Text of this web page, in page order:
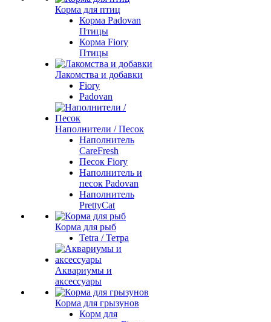
Корма для птиц
Корма Padovan
Птицы
Корма Fiory
Птицы
Лакомства и добавки
Fiory
Padovan
Наполнители / Песок
Наполнитель
CareFresh
Песок Fiory
Наполнитель и
песок Padovan
Наполнитель
PrettyCat
Корма для рыб
Tetra / Тетра
Аквариумы и
аксессуары
Корма для грызунов
Корм для